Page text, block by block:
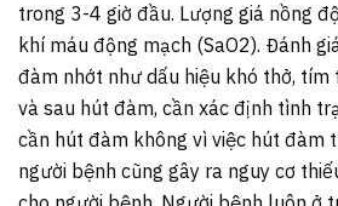
trong 3-4 giờ đầu. Lượng giá nồng
khí máu động mạch (SaO2). Đánh
đàm nhớt như dấu hiệu khó thở,
và sau hút đàm, cần xác định tình
cần hút đàm không vì việc hút đàm
người bệnh cũng gây ra nguy cơ